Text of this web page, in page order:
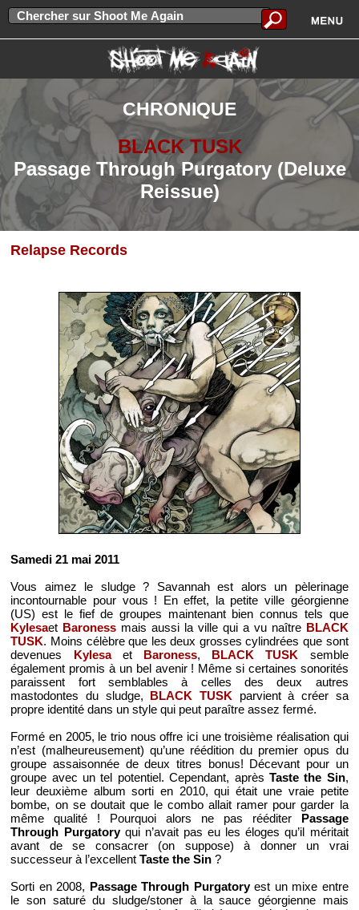
CHRONIQUE
BLACK TUSK
Passage Through Purgatory (Deluxe
Reissue)
Relapse Records
Samedi 21 mai 2011
Vous aimez le sludge ? Savannah est alors un pèlerinage
incontournable pour vous ! En effet, la petite ville géorgienne
(US) est le fief de groupes maintenant bien connus tels que
Kylesaet Baroness mais aussi la ville qui a vu naître BLACK
TUSK. Moins célèbre que les deux grosses cylindrées que sont
devenues Kylesaet Baroness, BLACK TUSK semble
également promis à un bel avenir ! Même si certaines sonorités
paraissent fort semblables à celles des deux autres
mastodontes du sludge, BLACK TUSK parvient à créer sa
propre identité dans un style qui peut paraître assez fermé.
Formé en 2005, le trio nous offre ici une troisième réalisation qui
n’est (malheureusement) qu’une réédition du premier opus du
groupe assaisonnée de deux titres bonus! Décevant pour un
groupe avec un tel potentiel. Cependant, après Taste the Sin,
leur deuxième album sorti en 2010, qui était une vraie petite
bombe, on se doutait que le combo allait ramer pour garder la
même qualité ! Pourquoi alors ne pas rééditer Passage
Through Purgatoryqui n’avait pas eu les éloges qu’il méritait
avant de se consacrer (on suppose) à donner un vrai
successeur à l’excellentTaste the Sin ?
Sorti en 2008, Passage Through Purgatoryest un mixe entre
le son saturé du sludge/stoner à la sauce géorgienne mais